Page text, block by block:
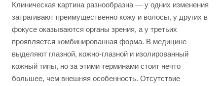
Клиническая картина разнообразна — у одних изменения
затрагивают преимущественно кожу и волосы, у других в
фокусе оказываются органы зрения, а у третьих
проявляется комбинированная форма. В медицине
выделяют глазной, кожно-глазной и изолированный
кожный типы, но за этими терминами стоит нечто
большее, чем внешняя особенность. Отсутствие